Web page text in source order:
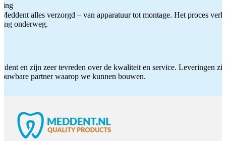
alles verzorgd – van apparatuur tot montage. Het proces
onderweg.
en zijn zeer tevreden over de kwaliteit en service. Leveringen
partner waarop we kunnen bouwen.